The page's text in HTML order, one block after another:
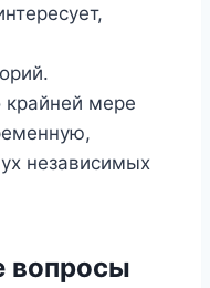
мере
независимых
вопросы